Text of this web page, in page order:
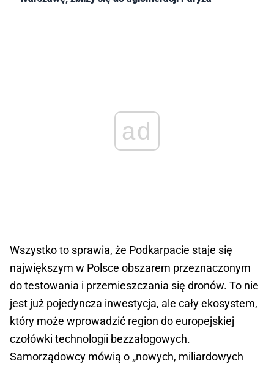
ad
Wszystko to sprawia, że Podkarpacie staje się
największym w Polsce obszarem przeznaczonym
do testowania i przemieszczania się dronów. To nie
jest już pojedyncza inwestycja, ale cały ekosystem,
który może wprowadzić region do europejskiej
czołówki technologii bezzałogowych.
Samorządowcy mówią o „nowych, miliardowych